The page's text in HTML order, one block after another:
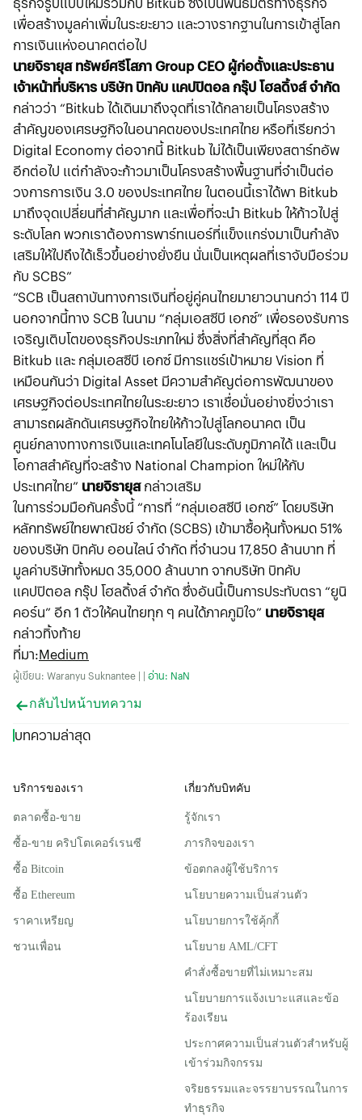
เพื่อสร้างมูลค่าเพิ่มในระยะยาว และวางรากฐานในการเข้าสู่โลก
การเงินแห่งอนาคตต่อไป
นายจิรายุส ทรัพย์ศรีโสภา Group CEO ผู้ก่อตั้งและประธาน
เจ้าหน้าที่บริหาร บริษัท บิทคับ แคปปิตอล กรุ๊ป โฮลดิ้งส์ จำกัด
กล่าวว่า “Bitkub ได้เดินมาถึงจุดที่เราได้กลายเป็นโครงสร้าง
สำคัญของเศรษฐกิจในอนาคตของประเทศไทย หรือที่เรียกว่า
Digital Economy ต่อจากนี้ Bitkub ไม่ได้เป็นเพียงสตาร์ทอัพ
อีกต่อไป แต่กำลังจะก้าวมาเป็นโครงสร้างพื้นฐานที่จำเป็นต่อ
วงการการเงิน 3.0 ของประเทศไทย ในตอนนี้เราได้พา Bitkub
มาถึงจุดเปลี่ยนที่สำคัญมาก และเพื่อที่จะนำ Bitkub ให้ก้าวไปสู่
ระดับโลก พวกเราต้องการพาร์ทเนอร์ที่แข็งแกร่งมาเป็นกำลัง
เสริมให้ไปถึงได้เร็วขึ้นอย่างยั่งยืน นั่นเป็นเหตุผลที่เราจับมือร่วม
กับ SCBS”
“SCB เป็นสถาบันทางการเงินที่อยู่คู่คนไทยมายาวนานกว่า 114 ปี
นอกจากนี้ทาง SCB ในนาม “กลุ่มเอสซีบี เอกซ์” เพื่อรองรับการ
เจริญเติบโตของธุรกิจประเภทใหม่ ซึ่งสิ่งที่สำคัญที่สุด คือ
Bitkub และ กลุ่มเอสซีบี เอกซ์ มีการแชร์เป้าหมาย Vision ที่
เหมือนกันว่า Digital Asset มีความสำคัญต่อการพัฒนาของ
เศรษฐกิจต่อประเทศไทยในระยะยาว เราเชื่อมั่นอย่างยิ่งว่าเรา
สามารถผลักดันเศรษฐกิจไทยให้ก้าวไปสู่โลกอนาคต เป็น
ศูนย์กลางทางการเงินและเทคโนโลยีในระดับภูมิภาคได้ และเป็น
โอกาสสำคัญที่จะสร้าง National Champion ใหม่ให้กับ
ประเทศไทย” นายจิรายุสกล่าวเสริม
ในการร่วมมือกันครั้งนี้ “การที่ “กลุ่มเอสซีบี เอกซ์” โดยบริษัท
หลักทรัพย์ไทยพาณิชย์ จำกัด (SCBS) เข้ามาซื้อหุ้นทั้งหมด 51%
ของบริษัท บิทคับ ออนไลน์ จำกัด ที่จำนวน 17,850 ล้านบาท ที่
มูลค่าบริษัททั้งหมด 35,000 ล้านบาท จากบริษัท บิทคับ
แคปปิตอล กรุ๊ป โฮลดิ้งส์ จำกัด ซึ่งอันนี้เป็นการประทับตรา “ยูนิ
คอร์น” อีก 1 ตัวให้คนไทยทุก ๆ คนได้ภาคภูมิใจ” นายจิรายุส
กล่าวทิ้งท้าย
ที่มา:Medium
ผู้เขียน: Waranyu Suknantee | | อ่าน: NaN
กลับไปหน้าบทความ
บทความล่าสุด
บริการของเรา
ตลาดซื้อ-ขาย
ซื้อ-ขาย คริปโตเคอร์เรนซี
ซื้อ Bitcoin
ซื้อ Ethereum
ราคาเหรียญ
ชวนเพื่อน
เกี่ยวกับบิทคับ
รู้จักเรา
ภารกิจของเรา
ข้อตกลงผู้ใช้บริการ
นโยบายความเป็นส่วนตัว
นโยบายการใช้คุ้กกี้
นโยบาย AML/CFT
คำสั่งซื้อขายที่ไม่เหมาะสม
นโยบายการแจ้งเบาะแสและข้อ
ร้องเรียน
ประกาศความเป็นส่วนตัวสําหรับผู้
เข้าร่วมกิจกรรม
จริยธรรมและจรรยาบรรณในการ
ทำธุรกิจ